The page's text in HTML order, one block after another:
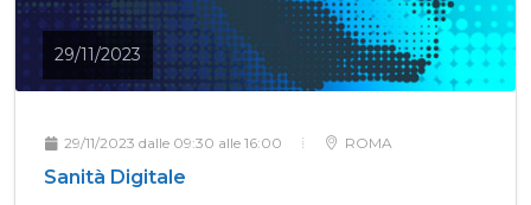
29/11/2023
29/11/2023 dalle 09:30 alle 16:00 ROMA
Sanità Digitale